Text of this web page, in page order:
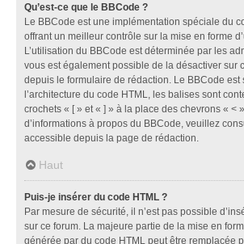
Qu’est-ce que le BBCode ?
Le BBCode est une implémentation spéciale du
offrant un meilleur contrôle sur la mise en forme
L’utilisation du BBCode est déterminée par les
vous est également possible de la désactiver sur
depuis le formulaire de rédaction. Le BBCode est
l’architecture du code HTML, les balises sont
crochets « [ » et « ] » à la place des chevrons « <
d’informations à propos du BBCode, veuillez
accessible depuis la page de rédaction.
Haut
Puis-je insérer du code HTML ?
Par mesure de sécurité, il n’est pas possible
sur ce forum. La majeure partie de la mise en
générée par du code HTML peut être remplacée